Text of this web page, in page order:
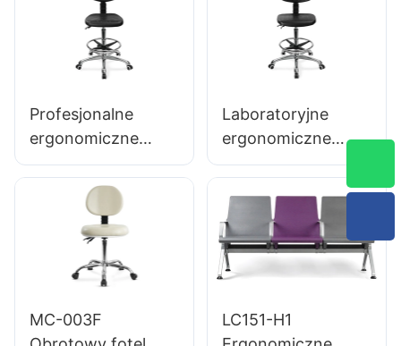
5-gwiazdkową
bazę idealną do
studia biurowego
ergonomiczne
siedzenia dla
lotnisk producent
Profesjonalne
ergonomiczne
krzesło obrotowe
dla laboratoriów
integralna pianka
(PU) Siedzenie &
stabilna baza
aluminiowa idealna
pomieszczenia
Laboratoryjne
ergonomiczne
krzesło z oparciem
Obrotowe & ciężka
5-gwiazdkowa
baza wspiera długie
godziny w
MC-003F
LC151-H1